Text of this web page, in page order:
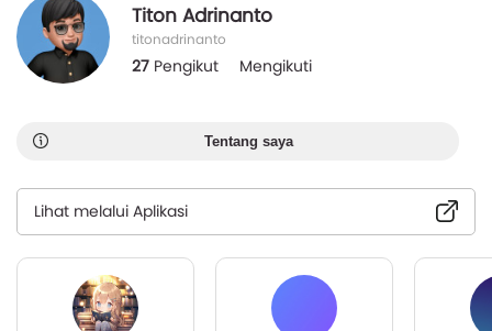
Titon Adrinanto
titonadrinanto
27 Pengikut Mengikuti
Tentang saya
Lihat melalui Aplikasi